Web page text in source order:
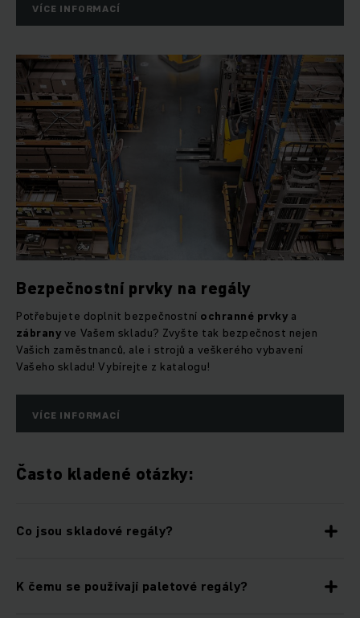
VÍCE INFORMACÍ
Bezpečnostní prvky na regály
Potřebujete doplnit bezpečnostní ochranné prvky a
zábrany ve Vašem skladu? Zvyšte tak bezpečnost nejen
Vašich zaměstnanců, ale i strojů a veškerého vybavení
Vašeho skladu! Vybírejte z katalogu!
VÍCE INFORMACÍ
Často kladené otázky:
Co jsou skladové regály?
K čemu se používají paletové regály?